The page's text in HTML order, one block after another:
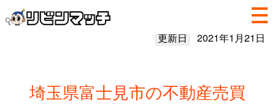
更新日 2021年1月21日
埼玉県富士見市の不動産売買